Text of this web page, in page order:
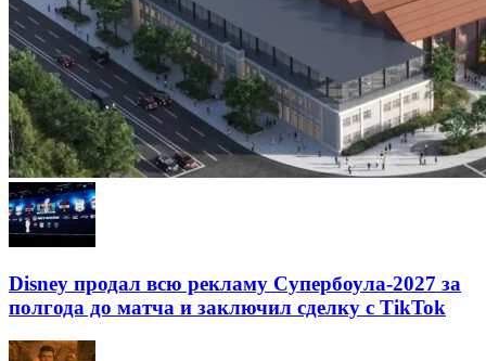
Disney продал всю рекламу Супербоула-2027 за
полгода до матча и заключил сделку с TikTok